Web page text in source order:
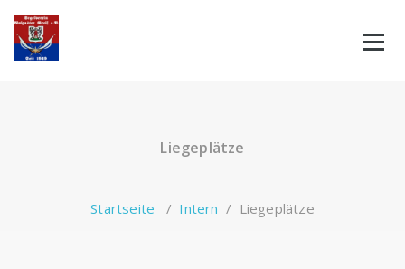
Inhalt
springen
Liegeplätze
Startseite / Intern / Liegeplätze